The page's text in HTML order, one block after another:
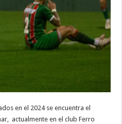
en el 2024 se encuentra el
actualmente en el club Ferro